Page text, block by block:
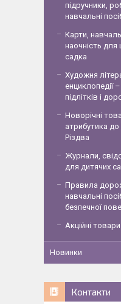
підручники,
навчальні
Карти,
наочність
садка
Художня
енциклопедії
підлітків і
Новорічні
атрибутика
Різдва
Журнали,
для дитячих
Правила
навчальні
безпечної
Акційні
Новинки
Контакти